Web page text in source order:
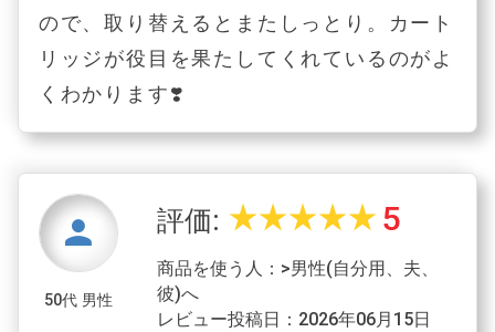
ので、取り替えるとまたしっとり。カート
リッジが役目を果たしてくれているのがよ
くわかります❣️
person
50代 男性
評価: star_ratestar_ratestar_ratestar_ratestar_rate 5
商品を使う人：>男性(自分用、夫、
彼)へ
レビュー投稿日：2026年06月15日